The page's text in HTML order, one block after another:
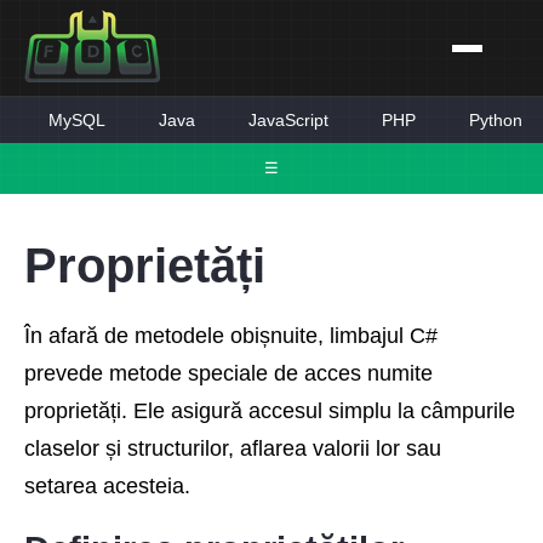
☰
MySQL Java JavaScript PHP Python
Proprietăți
În afară de metodele obișnuite, limbajul C#
prevede metode speciale de acces numite
proprietăți. Ele asigură accesul simplu la câmpurile
claselor și structurilor, aflarea valorii lor sau
setarea acesteia.